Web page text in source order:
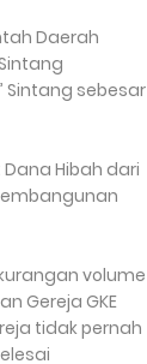
Daerah
Sintang sebesar
Dana Hibah dari
volume
Gereja GKE
tidak pernah